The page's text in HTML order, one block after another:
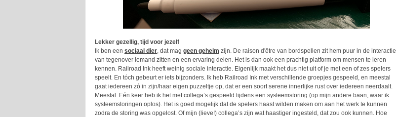
Lekker gezellig, tijd voor jezelf
Ik ben een sociaal dier, dat mag geen geheim zijn. De raison d'être van bordspellen zit hem puur in de interactie
van tegenover iemand zitten en een ervaring delen. Het is dan ook een prachtig platform om mensen te leren
kennen. Railroad Ink heeft weinig sociale interactie. Eigenlijk maakt het dus niet uit of je met een of zes spelers
speelt. En tóch gebeurt er iets bijzonders. Ik heb Railroad Ink met verschillende groepjes gespeeld, en meestal
gaat iedereen zó in zijn/haar eigen puzzeltje op, dat er een soort serene innerlijke rust over iedereen neerdaalt.
Meestal. Eén keer heb ik het met collega’s gespeeld tijdens een systeemstoring (op mijn andere baan, waar ik
systeemstoringen oplos). Het is goed mogelijk dat de spelers haast wilden maken om aan het werk te kunnen
zodra de storing was opgelost. Of mijn (lieve!) collega’s zijn wat haastiger ingesteld, dat zou ook kunnen. Hoe